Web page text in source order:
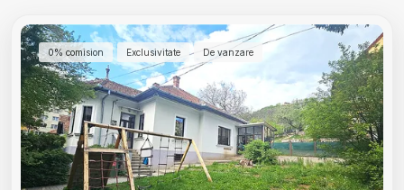
0% comision Exclusivitate De vanzare